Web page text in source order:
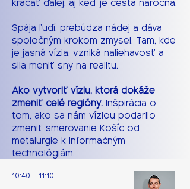
kráčať ďalej, aj keď je cesta náročná.
Spája ľudí, prebúdza nádej a dáva
spoločným krokom zmysel. Tam, kde
je jasná vízia, vzniká naliehavosť a
sila meniť sny na realitu.
Ako vytvoriť víziu, ktorá dokáže
zmeniť celé regióny. Inšpirácia o
tom, ako sa nám víziou podarilo
zmeniť smerovanie Košíc od
metalurgie k informačným
technológiám.
10:40 - 11:10